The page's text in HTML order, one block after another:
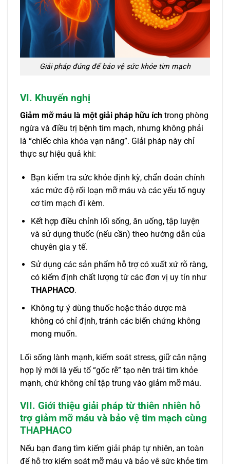
Giải pháp đúng để bảo vệ sức khỏe tim mạch
VI. Khuyến nghị
Giảm mỡ máu là một giải pháp hữu ích trong phòng
ngừa và điều trị bệnh tim mạch, nhưng không phải
là “chiếc chìa khóa vạn năng”. Giải pháp này chỉ
thực sự hiệu quả khi:
Bạn kiểm tra sức khỏe định kỳ, chẩn đoán chính
xác mức độ rối loạn mỡ máu và các yếu tố nguy
cơ tim mạch đi kèm.
Kết hợp điều chỉnh lối sống, ăn uống, tập luyện
và sử dụng thuốc (nếu cần) theo hướng dẫn của
chuyên gia y tế.
Sử dụng các sản phẩm hỗ trợ có xuất xứ rõ ràng,
có kiểm định chất lượng từ các đơn vị uy tín như
THAPHACO.
Không tự ý dùng thuốc hoặc thảo dược mà
không có chỉ định, tránh các biến chứng không
mong muốn.
Lối sống lành mạnh, kiểm soát stress, giữ cân nặng
hợp lý mới là yếu tố “gốc rễ” tạo nên trái tim khỏe
mạnh, chứ không chỉ tập trung vào giảm mỡ máu.
VII. Giới thiệu giải pháp từ thiên nhiên hỗ
trợ giảm mỡ máu và bảo vệ tim mạch cùng
THAPHACO
Nếu bạn đang tìm kiếm giải pháp tự nhiên, an toàn
để hỗ trợ kiểm soát mỡ máu và bảo vệ sức khỏe tim